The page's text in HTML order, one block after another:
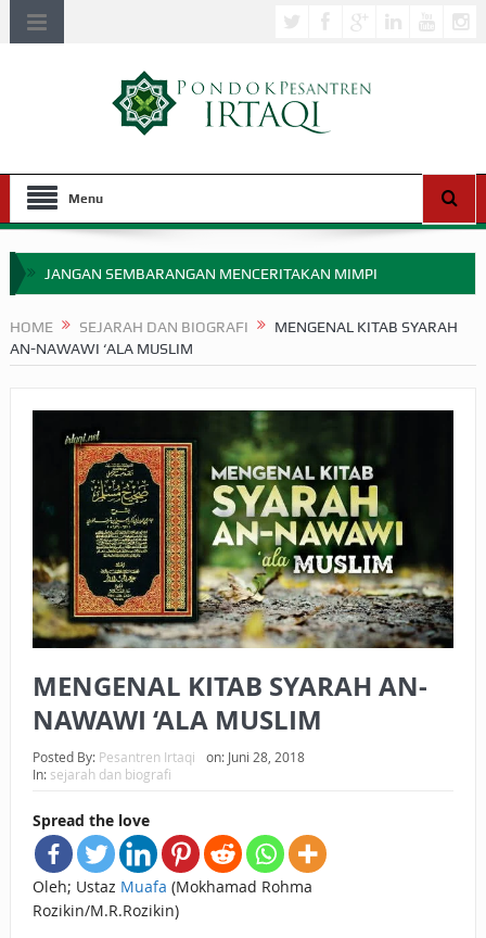
Menu
JANGAN SEMBARANGAN MENCERITAKAN MIMPI
MIMPI YANG DIABAIKAN MENJELANG PERANG BADAR
SEBELUM TIBA SAAT WAJIB?
HAKIKAT NIKMAT DI DUNIA!
BAGAIMANA CARA MEMBAYAR ZAKAT UANG?
UANG HARAM BISA MENJADI HALAL JIKA SEBAB
KEPEMILIKANNYA BERUBAH
ISTIDLAL BATIL VS ISTIDLAL SYAR’I
BAHASA CINTA KARENA ALLAH
HUKUM MEMBAYAR ZAKAT DENGAN CARA MENGANGSUR
HUKUM MEMBAYAR ZAKAT KEPADA KERABAT SENDIRI
HOME SEJARAH DAN BIOGRAFI
MENGENAL KITAB SYARAH
AN-NAWAWI ‘ALA MUSLIM
MENGENAL KITAB SYARAH AN-
NAWAWI ‘ALA MUSLIM
Posted By: Pesantren Irtaqi on: Juni 28, 2018
In: sejarah dan biografi
Spread the love
Oleh; Ustaz Muafa (Mokhamad Rohma
Rozikin/M.R.Rozikin)